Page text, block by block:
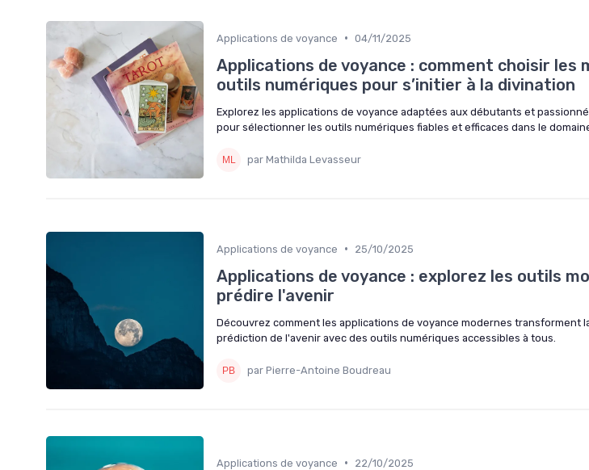
Applications de voyance • 04/11/2025
Applications de voyance : comment choisir les
outils numériques pour s’initier à la divination
Explorez les applications de voyance adaptées aux débutants et
pour sélectionner les outils numériques fiables et efficaces dans le
par Mathilda Levasseur
Applications de voyance • 25/10/2025
Applications de voyance : explorez les outils
prédire l'avenir
Découvrez comment les applications de voyance modernes transforment
prédiction de l'avenir avec des outils numériques accessibles à tous.
par Pierre-Antoine Boudreau
Applications de voyance • 22/10/2025